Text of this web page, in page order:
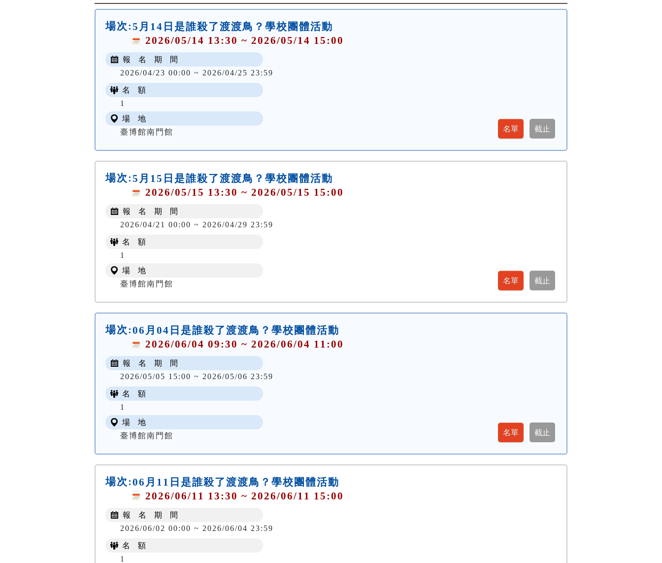
場次:5月14日是誰殺了渡渡鳥？學校團體活動
2026/05/14 13:30 ~ 2026/05/14 15:00
報 名 期 間
2026/04/23 00:00 ~ 2026/04/25 23:59
名 額
1
場 地
臺博館南門館
場次:5月15日是誰殺了渡渡鳥？學校團體活動
2026/05/15 13:30 ~ 2026/05/15 15:00
報 名 期 間
2026/04/21 00:00 ~ 2026/04/29 23:59
名 額
1
場 地
臺博館南門館
場次:06月04日是誰殺了渡渡鳥？學校團體活動
2026/06/04 09:30 ~ 2026/06/04 11:00
報 名 期 間
2026/05/05 15:00 ~ 2026/05/06 23:59
名 額
1
場 地
臺博館南門館
場次:06月11日是誰殺了渡渡鳥？學校團體活動
2026/06/11 13:30 ~ 2026/06/11 15:00
報 名 期 間
2026/06/02 00:00 ~ 2026/06/04 23:59
名 額
1